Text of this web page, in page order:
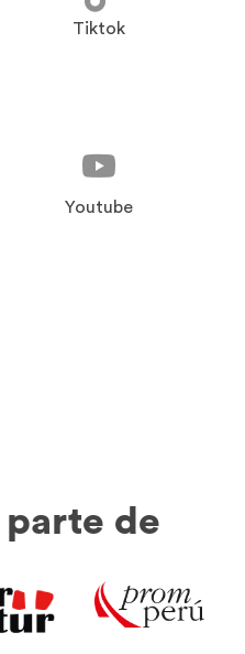
Tiktok
Youtube
parte de